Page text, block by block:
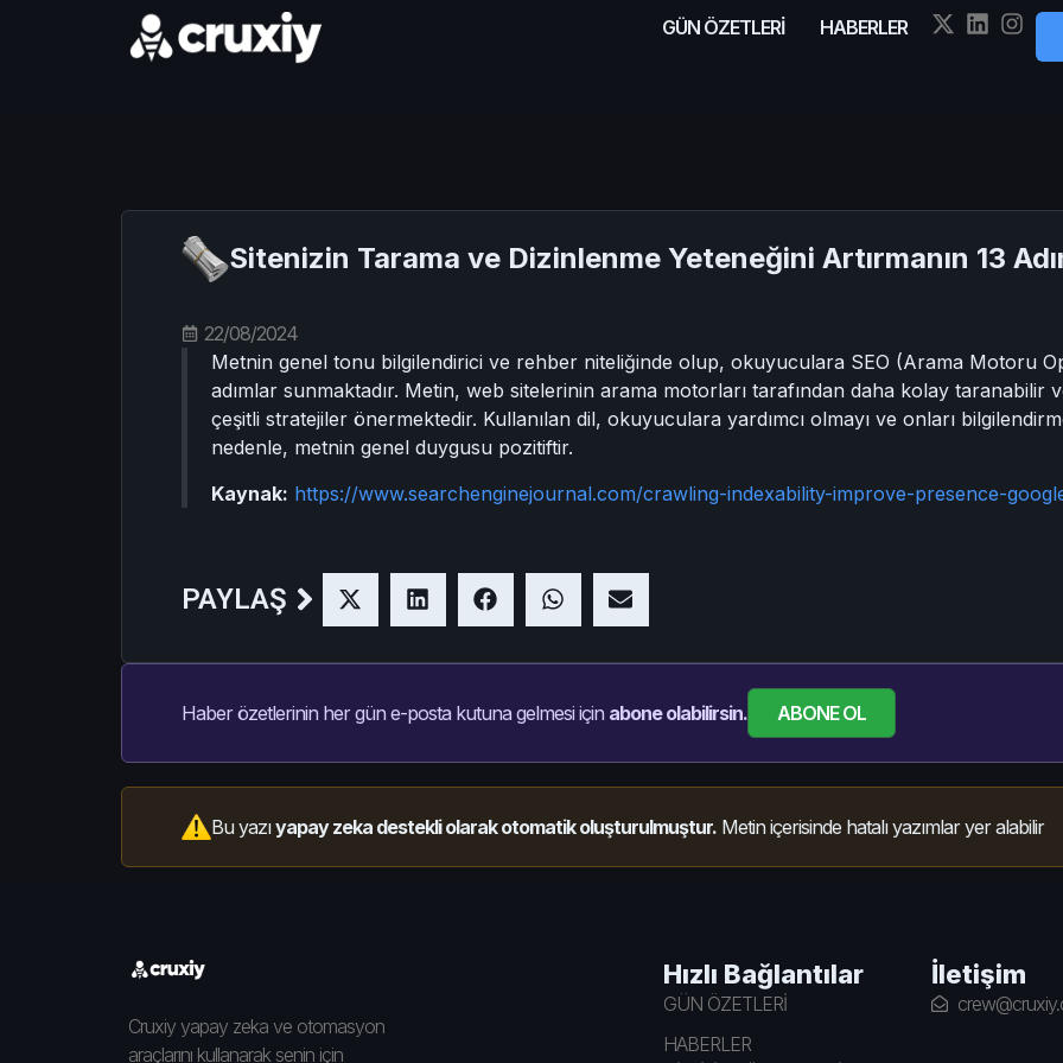
GÜN ÖZETLERİ HABERLER
Sitenizin Tarama ve Dizinlenme Yeteneğini Artırmanın 13
22/08/2024
Metnin genel tonu bilgilendirici ve rehber niteliğinde olup, okuyuculara SEO (Arama Motoru
adımlar sunmaktadır. Metin, web sitelerinin arama motorları tarafından daha kolay taranabilir
çeşitli stratejiler önermektedir. Kullanılan dil, okuyuculara yardımcı olmayı ve onları
nedenle, metnin genel duygusu pozitiftir.
Kaynak: https://www.searchenginejournal.com/crawling-indexability-improve-presence-
PAYLAŞ
Haber özetlerinin her gün e-posta kutuna gelmesi için abone olabilirsin. ABONE OL
Bu yazıyapay zeka destekli olarak otomatik oluşturulmuştur. Metin içerisinde hatalı yazımlar yer alabilir
Cruxiy yapay zeka ve otomasyon
araçlarını kullanarak senin için
Hızlı Bağlantılar
GÜN ÖZETLERİ
HABERLER
İletişim